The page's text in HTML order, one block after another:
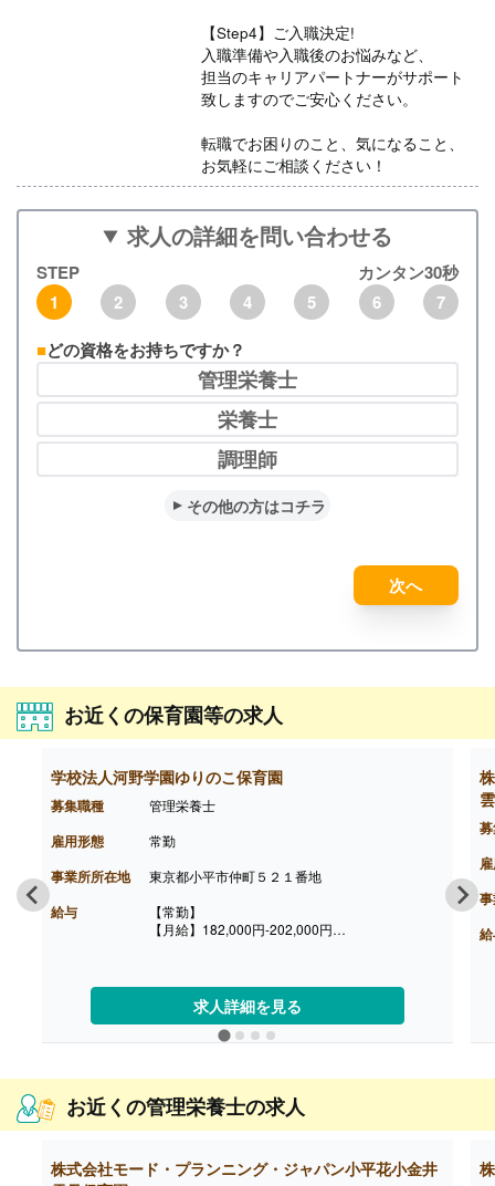
【Step4】ご入職決定!
入職準備や入職後のお悩みなど、
担当のキャリアパートナーがサポート
致しますのでご安心ください。
転職でお困りのこと、気になること、
お気軽にご相談ください！
求人の詳細を問い合わせる
STEP
カンタン30秒
1
2 3 4 5 6
7
どの資格をお持ちですか？
管理栄養士
栄養士
調理師
その他の方はコチラ
次へ
お近くの保育園等の求人
学校法人河野学園ゆりのこ保育園
募集職種 管理栄養士
雇用形態 常勤
事業所所在地 東京都小平市仲町５２１番地
給与
【常勤】
【月給】182,000円-202,000円
［その他手当］
・住宅手当 一律20,000円/月 ※但し、交通費と
どちらかの支給
給）※但し条件有り
【賞与】年3回（計4.00ヶ月分）※前年度実績
【昇給】あり（年1回）
【退職金】あり※勤続2年以上
求人詳細を見る
お近くの管理栄養士の求人
株式会社モード・プランニング・ジャパン小平花小金井